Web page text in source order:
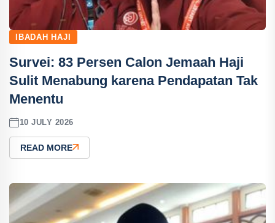
IBADAH HAJI
Survei: 83 Persen Calon Jemaah Haji
Sulit Menabung karena Pendapatan Tak
Menentu
10 JULY 2026
READ MORE